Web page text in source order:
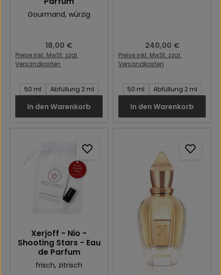
Gourmand, würzig
Regulärer Preis:
18,00 €
Preise inkl. MwSt. zzgl.
Versandkosten
Inhalt des Artikel:
50 ml Abfüllung 2 ml
In den Warenkorb
Regulärer Preis:
240,00 €
Preise inkl. MwSt. zzgl.
Versandkosten
Inhalt des Artikel:
50 ml Abfüllung 2 ml
In den Warenkorb
Xerjoff - Nio -
Shooting Stars - Eau
de Parfum
frisch, zitrisch